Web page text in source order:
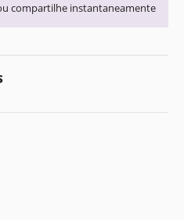
compartilhe instantaneamente